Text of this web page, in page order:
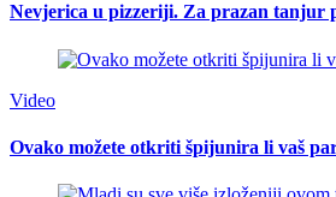
Nevjerica u pizzeriji. Za prazan tanjur
Video
Ovako možete otkriti špijunira li vaš